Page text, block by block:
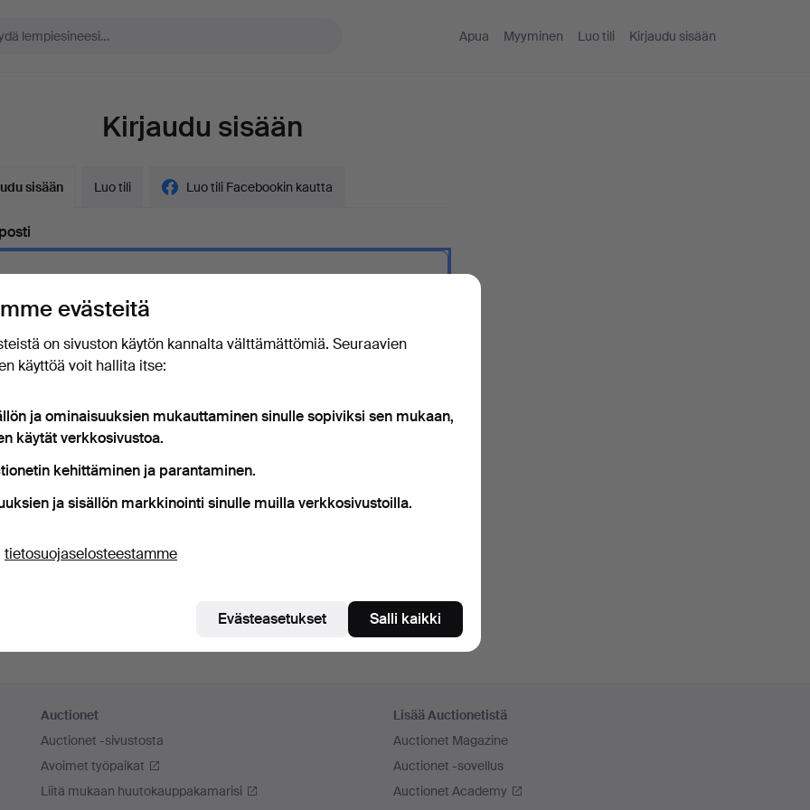
Apua Myyminen Luo tili Kirjaudu sisään
Kirjaudu sisään
sisään Luo tili Luo tili Facebookin kautta
minut
Kirjaudu sisään
Auctionet
Auctionet -sivustosta
Avoimet työpaikat
Liitä mukaan huutokauppakamarisi
Lisää Auctionetistä
Auctionet Magazine
Auctionet -sovellus
Auctionet Academy
evästeitä
on sivuston käytön kannalta välttämättömiä. Seuraavien
käyttöä voit hallita itse:
ja ominaisuuksien mukauttaminen sinulle sopiviksi sen mukaan,
käytät verkkosivustoa.
kehittäminen ja parantaminen.
ja sisällön markkinointi sinulle muilla verkkosivustoilla.
tietosuojaselosteestamme
Evästeasetukset Salli kaikki